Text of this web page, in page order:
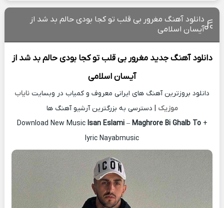
دانلود آهنگ مغرور بی قلب تو کجا بودی حالم بد شد از
آیسان اسلامی
دانلود آهنگ جدید مغرور بی قلب تو کجا بودی حالم بد شد از
آیسان اسلامی
دانلود بروزترین آهنگ های ایرانی معروف و کمیاب در وبسایت نایاب
موزیک | دسترسی به بزرگترین آرشیو آهنگ ها
Download New Music Isan Eslami– Maghrore Bi Ghalb To+
lyric Nayabmusic